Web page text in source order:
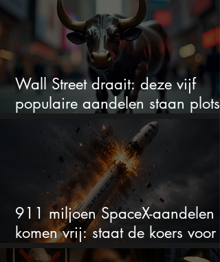
Wall Street draait: deze vijf
populaire aandelen staan plots
onder spanning
911 miljoen SpaceX-aandelen
komen vrij: staat de koers voor
een nieuwe crash?